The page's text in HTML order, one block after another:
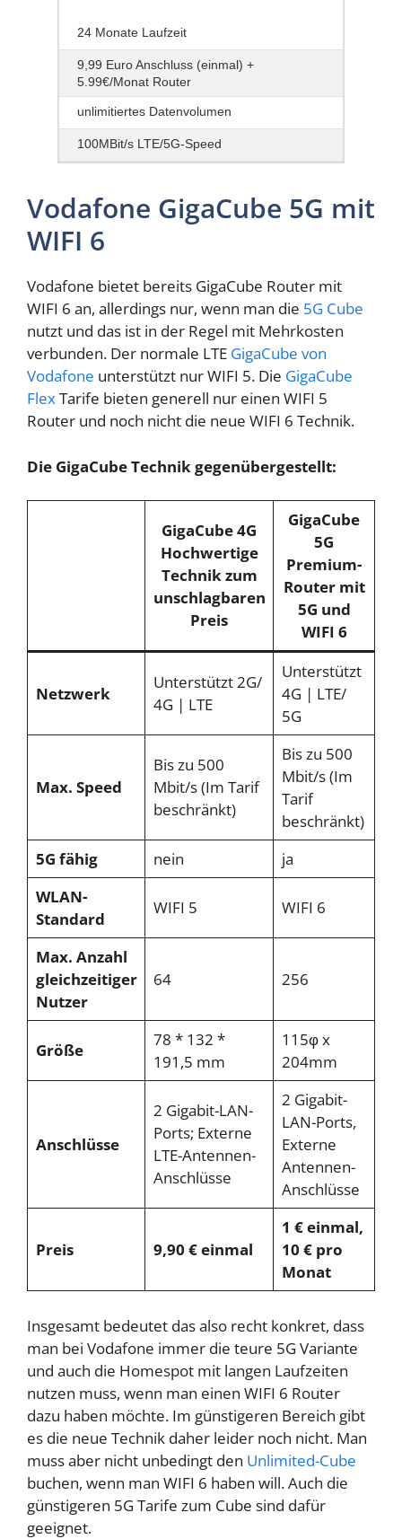
24 Monate Laufzeit
9,99 Euro Anschluss (einmal) +
5.99€/Monat Router
unlimitiertes Datenvolumen
100MBit/s LTE/5G-Speed
Vodafone GigaCube 5G mit
WIFI 6
Vodafone bietet bereits GigaCube Router mit
WIFI 6 an, allerdings nur, wenn man die 5G Cube
nutzt und das ist in der Regel mit Mehrkosten
verbunden. Der normale LTE GigaCube von
Vodafone unterstützt nur WIFI 5. Die GigaCube
FlexTarife bieten generell nur einen WIFI 5
Router und noch nicht die neue WIFI 6 Technik.
Die GigaCube Technik gegenübergestellt:
GigaCube 4G
Hochwertige
Technik zum
unschlagbaren
Preis
GigaCube
5G
Premium-
Router mit
5G und
WIFI 6
Netzwerk
Unterstützt 2G/
4G | LTE
Unterstützt
4G | LTE/
5G
Max. Speed
Bis zu 500
Mbit/s (Im Tarif
beschränkt)
Bis zu 500
Mbit/s (Im
Tarif
beschränkt)
5G fähig
nein
ja
WLAN-
Standard
WIFI 5 WIFI 6
Max. Anzahl
gleichzeitiger
Nutzer
64 256
Größe
78 * 132 *
191,5 mm
115φ x
204mm
Anschlüsse
2 Gigabit-LAN-
Ports; Externe
LTE-Antennen-
Anschlüsse
2 Gigabit-
LAN-Ports,
Externe
Antennen-
Anschlüsse
Preis 9,90 € einmal
1 € einmal,
10 € pro
Monat
Insgesamt bedeutet das also recht konkret, dass
man bei Vodafone immer die teure 5G Variante
und auch die Homespot mit langen Laufzeiten
nutzen muss, wenn man einen WIFI 6 Router
dazu haben möchte. Im günstigeren Bereich gibt
es die neue Technik daher leider noch nicht. Man
muss aber nicht unbedingt den Unlimited-Cube
buchen, wenn man WIFI 6 haben will. Auch die
günstigeren 5G Tarife zum Cube sind dafür
geeignet.